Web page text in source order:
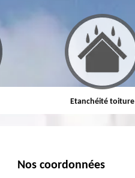
Etanchéité toiture
Nos coordonnées